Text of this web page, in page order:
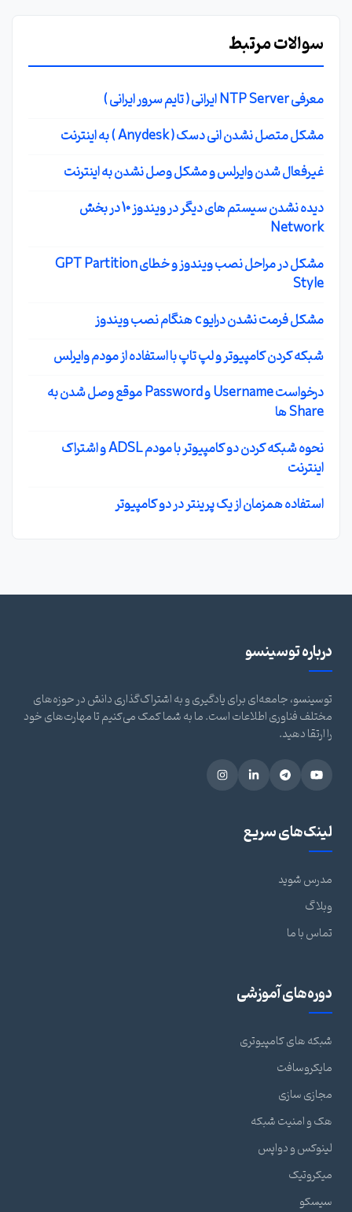
سوالات مرتبط
معرفی NTP Server ایرانی ( تایم سرور ایرانی )
مشکل متصل نشدن انی دسک ( Anydesk ) به اینترنت
غیرفعال شدن وایرلس و مشکل وصل نشدن به اینترنت
دیده نشدن سیستم های دیگر در ویندوز 10 در بخش
Network
مشکل در مراحل نصب ویندوز و خطای GPT Partition
Style
مشکل فرمت نشدن درایو c هنگام نصب ویندوز
شبکه کردن کامپیوتر و لپ تاپ با استفاده از مودم وایرلس
درخواست Username و Password موقع وصل شدن به
Share ها
نحوه شبکه کردن دو کامپیوتر با مودم ADSL و اشتراک
اینترنت
استفاده همزمان از یک پرینتر در دو کامپیوتر
درباره توسینسو
توسینسو، جامعه‌ای برای یادگیری و به اشتراک‌گذاری دانش در حوزه‌های
مختلف فناوری اطلاعات است. ما به شما کمک می‌کنیم تا مهارت‌های خود
را ارتقا دهید.
لینک‌های سریع
مدرس شوید
وبلاگ
تماس با ما
دوره‌های آموزشی
شبکه های کامپیوتری
مایکروسافت
مجازی سازی
هک و امنیت شبکه
لینوکس و دواپس
میکروتیک
سیسکو